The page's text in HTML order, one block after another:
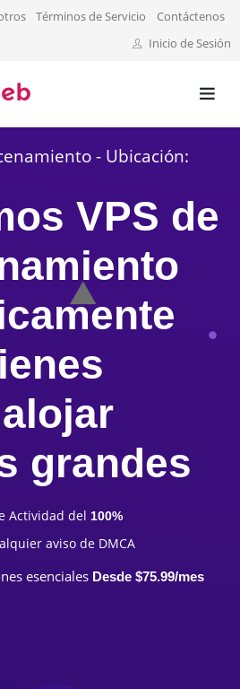
Términos de Servicio
Contáctenos
Inicio de Sesión
- Ubicación:
VPS de
grandes
Actividad del 100%
aviso de DMCA
esenciales Desde $75.99/mes